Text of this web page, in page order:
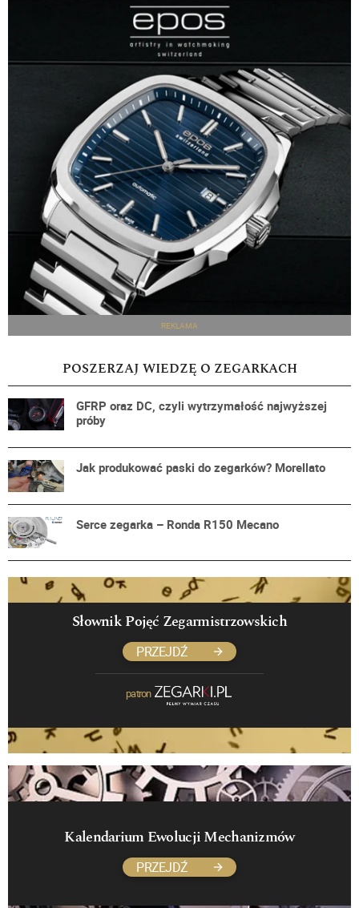
REKLAMA
POSZERZAJ WIEDZĘ O ZEGARKACH
GFRP oraz DC, czyli wytrzymałość najwyższej
próby
Jak produkować paski do zegarków? Morellato
Serce zegarka – Ronda R150 Mecano
Słownik Pojęć Zegarmistrzowskich
PRZEJDŹ
patron
Kalendarium Ewolucji Mechanizmów
PRZEJDŹ